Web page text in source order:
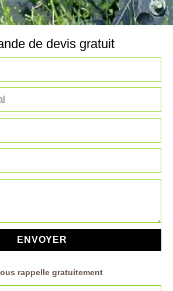
de devis gratuit
rappelle gratuitement